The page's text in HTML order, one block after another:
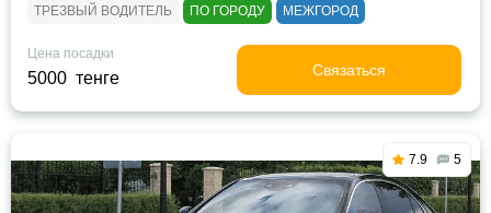
ТРЕЗВЫЙ ВОДИТЕЛЬ ПО ГОРОДУ МЕЖГОРОД
Цена посадки
5000 тенге Связаться
7.9 5